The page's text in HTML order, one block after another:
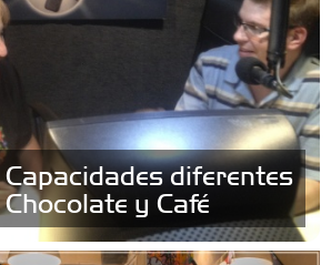
diferentes
y Café